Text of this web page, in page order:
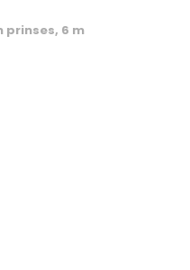
prinses, 6 m